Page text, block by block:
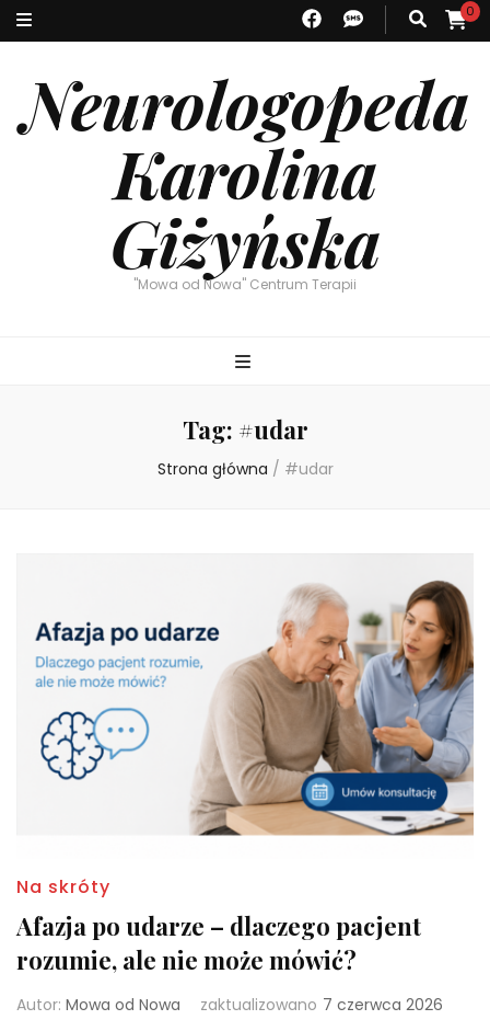
0
Neurologopeda
Karolina
Giżyńska
"Mowa od Nowa" Centrum Terapii
Tag: #udar
Strona główna / #udar
Na skróty
Afazja po udarze – dlaczego pacjent
rozumie, ale nie może mówić?
Autor: Mowa od Nowa zaktualizowano 7 czerwca 2026